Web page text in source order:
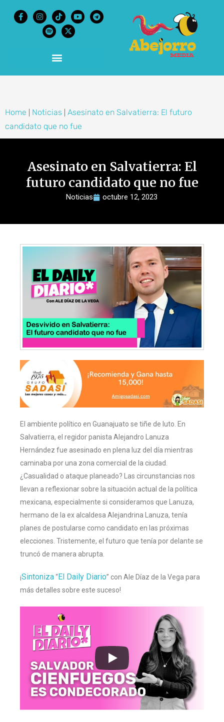
Home Noticias
Asesinato en Salvatierra: El futuro
candidato que no fue
Asesinato en Salvatierra: El
futuro candidato que no fue
Noticias octubre 12, 2023
El ambiente político en Guanajuato se tiñe de luto. En
Salvatierra, el regidor panista Alejandro Lanuza
Hernández fue asesinado en plena luz del día mientras
caminaba por una zona comercial de la ciudad.
¿Casualidad o ataque planeado? Las circunstancias nos
llevan a reflexionar sobre la situación actual de la política
mexicana, especialmente si consideramos que Lanuza,
hermano de la ex alcaldesa Alejandrina Lanuza, tenía
planes de postularse como candidato en las próximas
elecciones. Tristemente, el futuro que tenía por delante se
truncó de manera abrupta.
¡Sintoniza“El Daily Diario” con Ale Díaz de la Vega para
más detalles sobre este suceso!